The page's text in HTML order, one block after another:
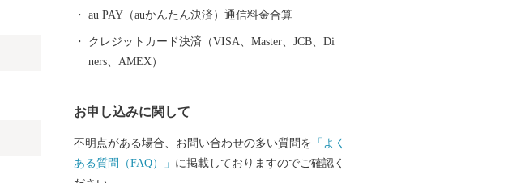
au PAY（auかんたん決済）通信料金合算
クレジットカード決済（VISA、Master、JCB、Di
ners、AMEX）
お申し込みに関して
不明点がある場合、お問い合わせの多い質問を 「よく
ある質問（FAQ）」 に掲載しておりますのでご確認く